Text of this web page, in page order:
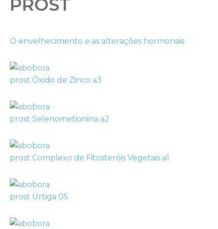
PROST
O envelhecimento e as alterações hormonais
prost Óxido de Zinco a3
prost Selenometionina a2
prost Complexo de Fitosteróis Vegetais a1
prost Urtiga 05